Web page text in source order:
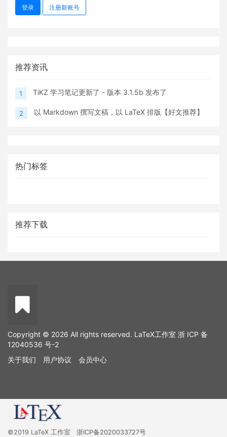
登录 注册新账号
推荐资讯
1 TiKZ 学习笔记更新了 - 版本 3.1.5b 发布了
2 以 Markdown 撰写文稿，以 LaTeX 排版【好文推荐】
热门标签
推荐下载
Copyright © 2026 All rights reserved. LaTeX工作室 浙 ICP 备
12040536 号-2
关于我们
用户协议 会员中心
©2019 LaTeX 工作室 浙ICP备2020033727号